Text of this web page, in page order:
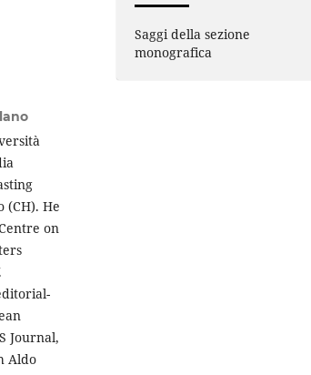
(CH). He
on
Journal,
Aldo
Saggi della sezione
monografica